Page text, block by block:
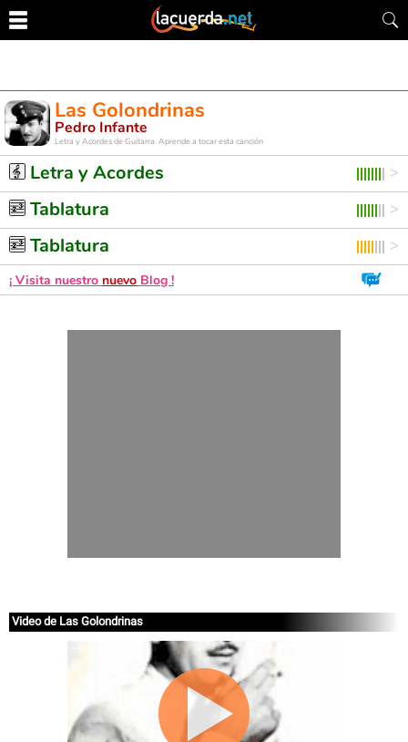
Las Golondrinas
Pedro Infante
Letra y Acordes de Guitarra. Aprende a tocar esta canción
Letra y Acordes
Tablatura
Tablatura
¡ Visita nuestro nuevo Blog !
Video de Las Golondrinas